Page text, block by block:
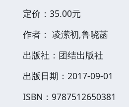
定价：35.00元
作者： 凌潆初,鲁晓菡
出版社：团结出版社
出版日期：2017-09-01
ISBN：9787512650381